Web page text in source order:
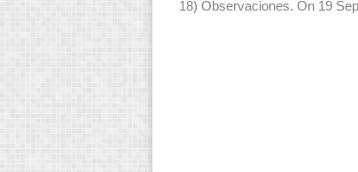
18) Observaciones. On 19